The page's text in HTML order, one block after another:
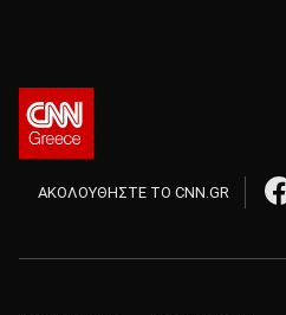
ΑΚΟΛΟΥΘΗΣΤΕ ΤΟ CNN.GR